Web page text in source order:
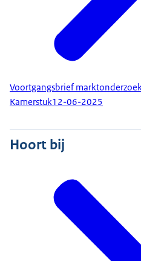
Voortgangsbrief
Kamerstuk12-06-2025
Hoort bij